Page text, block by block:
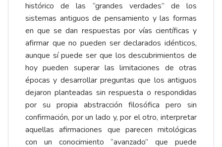
histórico de las “grandes verdades” de los
sistemas antiguos de pensamiento y las formas
en que se dan respuestas por vías científicas y
afirmar que no pueden ser declarados idénticos,
aunque sí puede ser que los descubrimientos de
hoy pueden superar las limitaciones de otras
épocas y desarrollar preguntas que los antiguos
dejaron planteadas sin respuesta o respondidas
por su propia abstracción filosófica pero sin
confirmación, por un lado y, por el otro, interpretar
aquellas afirmaciones que parecen mitológicas
con un conocimiento “avanzado” que puede